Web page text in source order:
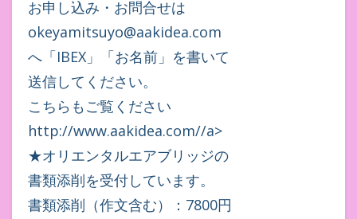
お申し込み・お問合せは
okeyamitsuyo@aakidea.com
へ「IBEX」「お名前」を書いて
送信してください。
こちらもご覧ください
http://www.aakidea.com//a>
★オリエンタルエアブリッジの
書類添削を受付しています。
書類添削（作文含む）：7800円